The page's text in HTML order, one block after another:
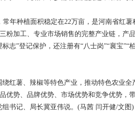
种植面积稳定在22万亩，是河南省红薯
粉加工、专业市场销售的完整产业链，产
志”登记保护，还注册有“八士岗”“襄宝”“
薯、辣椒等特色产业，推动特色农业全
优势、品牌优势、市场优势和竞争优势，
书记、局长冀亚伟说。(马茜 闫开健/文图)